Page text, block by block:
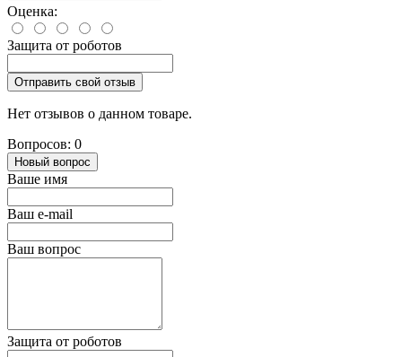
Оценка:
Защита от роботов
Отправить свой отзыв
Нет отзывов о данном товаре.
Вопросов: 0
Новый вопрос
Ваше имя
Ваш e-mail
Ваш вопрос
Защита от роботов